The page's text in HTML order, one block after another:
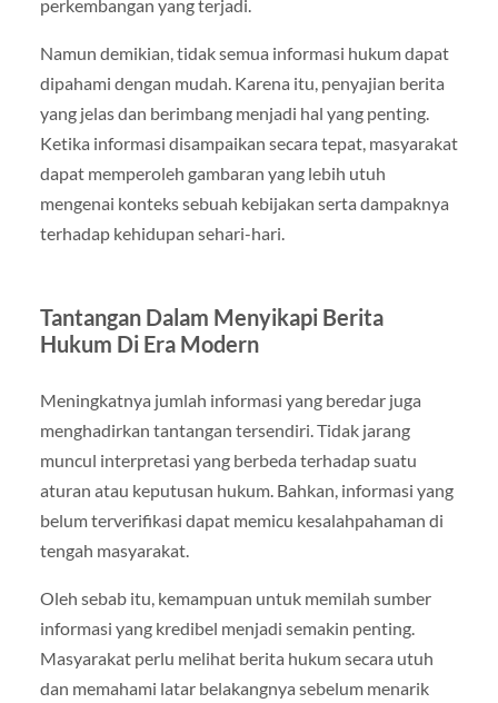
perkembangan yang terjadi.
Namun demikian, tidak semua informasi hukum dapat
dipahami dengan mudah. Karena itu, penyajian berita
yang jelas dan berimbang menjadi hal yang penting.
Ketika informasi disampaikan secara tepat, masyarakat
dapat memperoleh gambaran yang lebih utuh
mengenai konteks sebuah kebijakan serta dampaknya
terhadap kehidupan sehari-hari.
Tantangan Dalam Menyikapi Berita
Hukum Di Era Modern
Meningkatnya jumlah informasi yang beredar juga
menghadirkan tantangan tersendiri. Tidak jarang
muncul interpretasi yang berbeda terhadap suatu
aturan atau keputusan hukum. Bahkan, informasi yang
belum terverifikasi dapat memicu kesalahpahaman di
tengah masyarakat.
Oleh sebab itu, kemampuan untuk memilah sumber
informasi yang kredibel menjadi semakin penting.
Masyarakat perlu melihat berita hukum secara utuh
dan memahami latar belakangnya sebelum menarik